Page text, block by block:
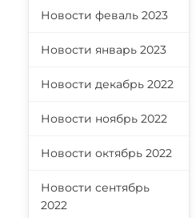
Новости феваль 2023
Новости январь 2023
Новости декабрь 2022
Новости ноябрь 2022
Новости октябрь 2022
Новости сентябрь
2022